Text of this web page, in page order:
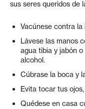
sus seres queridos de
Vacúnese contra
Lávese las manos
agua tibia y jabón
alcohol.
Cúbrase la boca y
Evita tocar tus
Quédese en casa